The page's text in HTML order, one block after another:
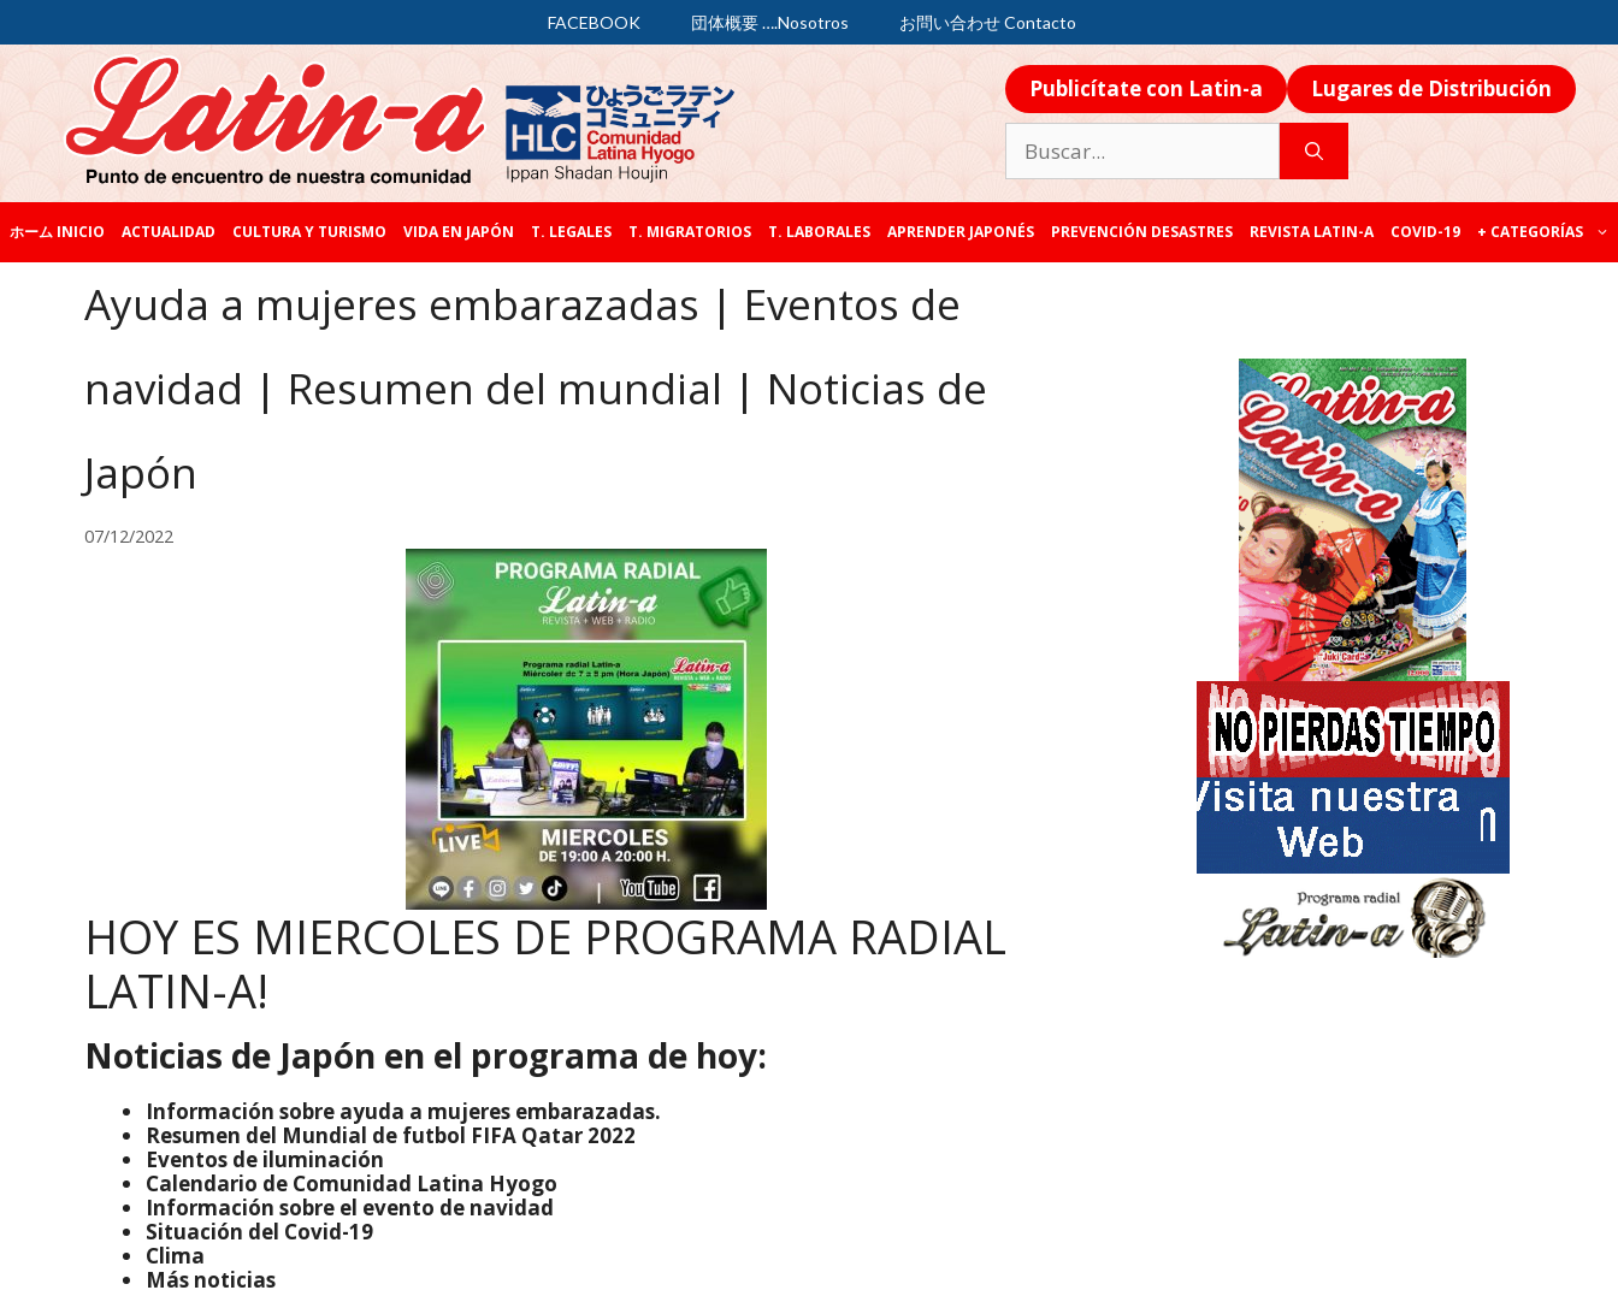
FACEBOOK 団体概要 ….Nosotros お問い合わせ Contacto
Publicítate con Latin-a Lugares de Distribución
ホーム INICIO ACTUALIDAD CULTURA Y TURISMO VIDA EN JAPÓN T. LEGALES T. MIGRATORIOS T. LABORALES APRENDER JAPONÉS PREVENCIÓN DESASTRES REVISTA LATIN-A COVID-19 + CATEGORÍAS
Ayuda a mujeres embarazadas | Eventos de
navidad | Resumen del mundial | Noticias de
Japón
07/12/2022
HOY ES MIERCOLES DE PROGRAMA RADIAL
LATIN-A!
Noticias de Japón en el programa de hoy:
Información sobre ayuda a mujeres embarazadas.
Resumen del Mundial de futbol FIFA Qatar 2022
Eventos de iluminación
Calendario de Comunidad Latina Hyogo
Información sobre el evento de navidad
Situación del Covid-19
Clima
Más noticias